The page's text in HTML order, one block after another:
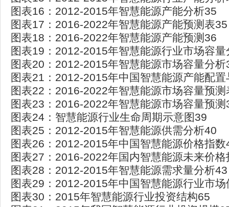
图表16：2012-2015年智慧能源产能分析35
图表17：2016-2022年智慧能源产能预测表35
图表18：2016-2022年智慧能源产能预测36
图表19：2012-2015年智慧能源行业市场容
图表20：2012-2015年智慧能源市场容量分析
图表21：2012-2015年中国智慧能源产能配
图表22：2016-2022年智慧能源市场容量预测
图表23：2016-2022年智慧能源市场容量预测
图表24：智慧能源行业生命周期示意图39
图表25：2012-2015年智慧能源供需分析40
图表26：2012-2015年中国智慧能源价格指数
图表27：2016-2022年国内智慧能源未来价
图表28：2012-2015年智慧能源需求量分析43
图表29：2012-2015年中国智慧能源行业市
图表30：2015年智慧能源行业投资结构65